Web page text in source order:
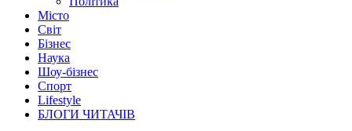
Місто
Світ
Бізнес
Наука
Шоу-бізнес
Спорт
Lifestyle
БЛОГИ ЧИТАЧІВ